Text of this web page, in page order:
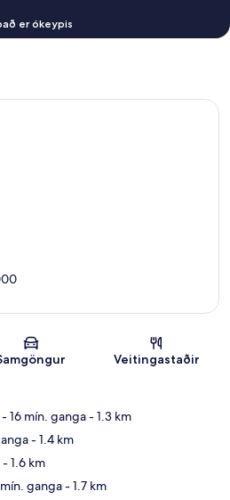
er ókeypis
Kort
Veitingastaðir
- 16 mín. ganga- 1.3 km
- 1.4 km
- 1.6 km
ganga- 1.7 km